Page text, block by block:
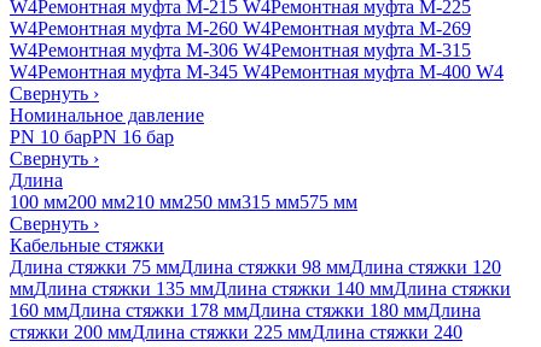
W4Ремонтная муфта M-215 W4Ремонтная муфта M-225
W4Ремонтная муфта M-260 W4Ремонтная муфта M-269
W4Ремонтная муфта M-306 W4Ремонтная муфта M-315
W4Ремонтная муфта M-345 W4Ремонтная муфта M-400 W4
Свернуть ›
Номинальное давление
PN 10 барPN 16 бар
Свернуть ›
Длина
100 мм200 мм210 мм250 мм315 мм575 мм
Свернуть ›
Кабельные стяжки
Длина стяжки 75 ммДлина стяжки 98 ммДлина стяжки 120
ммДлина стяжки 135 ммДлина стяжки 140 ммДлина стяжки
160 ммДлина стяжки 178 ммДлина стяжки 180 ммДлина
стяжки 200 ммДлина стяжки 225 ммДлина стяжки 240